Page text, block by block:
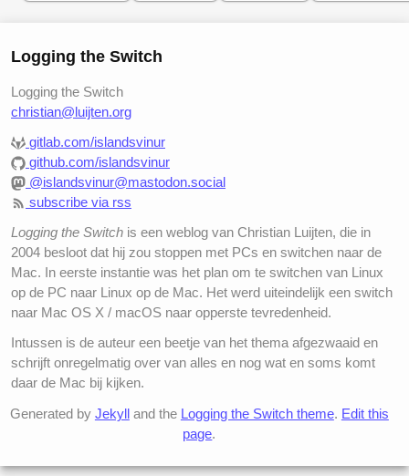
Logging the Switch
Logging the Switch
christian@luijten.org
gitlab.com/islandsvinur
github.com/islandsvinur
@islandsvinur@mastodon.social
subscribe via rss
Logging the Switch is een weblog van Christian Luijten, die in
2004 besloot dat hij zou stoppen met PCs en switchen naar de
Mac. In eerste instantie was het plan om te switchen van Linux
op de PC naar Linux op de Mac. Het werd uiteindelijk een switch
naar Mac OS X / macOS naar opperste tevredenheid.
Intussen is de auteur een beetje van het thema afgezwaaid en
schrijft onregelmatig over van alles en nog wat en soms komt
daar de Mac bij kijken.
Generated by Jekylland the Logging the Switch theme. Edit this
page.